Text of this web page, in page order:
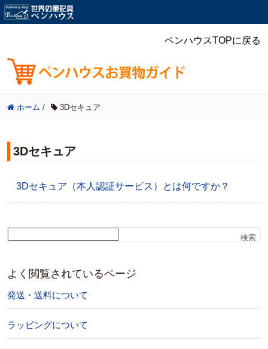
ペンハウスTOPに戻る
ホーム / 3Dセキュア
3Dセキュア
3Dセキュア（本人認証サービス）とは何ですか？
検索
よく閲覧されているページ
発送・送料について
ラッピングについて